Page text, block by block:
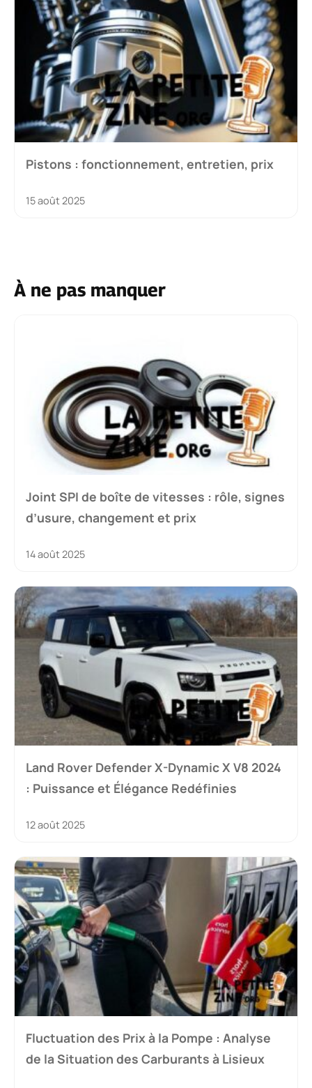
Pistons : fonctionnement, entretien, prix
15 août 2025
À ne pas manquer
Joint SPI de boîte de vitesses : rôle, signes
d’usure, changement et prix
14 août 2025
Land Rover Defender X-Dynamic X V8 2024
: Puissance et Élégance Redéfinies
12 août 2025
Fluctuation des Prix à la Pompe : Analyse
de la Situation des Carburants à Lisieux